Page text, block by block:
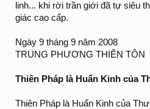
linh... khi rời trần giới đã tự siêu
giác cao cấp.
Ngày 9 tháng 9 năm 2008
TRUNG PHƯƠNG THIÊN TÔN
Thiên Pháp là Huấn Kinh của
Thiên Pháp là Huấn Kinh của